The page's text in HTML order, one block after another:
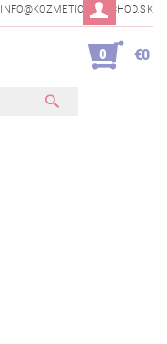
INFO@KOZMETICKYOBCHOD.SK
0 €0